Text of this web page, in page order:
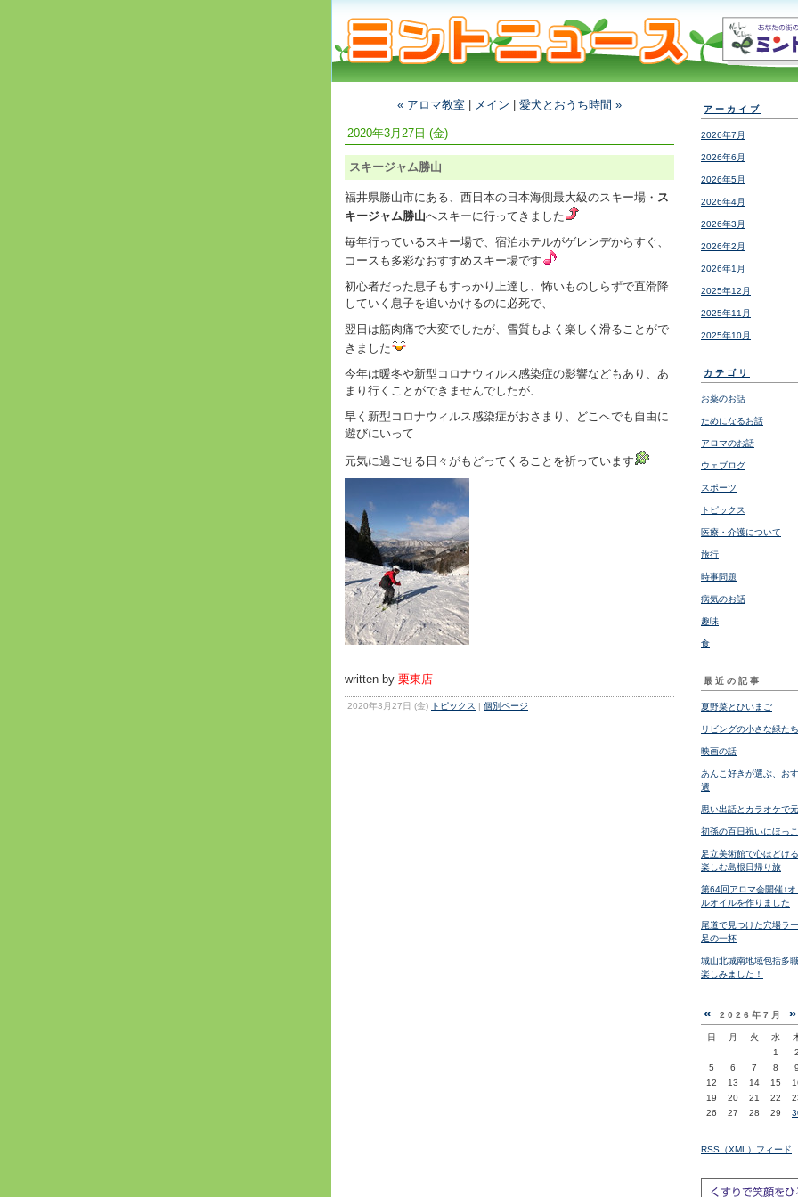
« アロマ教室 メイン 愛犬とおうち時間 »
2020年3月27日 (金)
スキージャム勝山
福井県勝山市にある、西日本の日本海側最大級のスキー場・ ス
キージャム勝山へスキーに行ってきました
毎年行っているスキー場で、宿泊ホテルがゲレンデからすぐ、
コースも多彩なおすすめスキー場です
初心者だった息子もすっかり上達し、怖いものしらずで直滑降
していく息子を追いかけるのに必死で、
翌日は筋肉痛で大変でしたが、雪質もよく楽しく滑ることがで
きました
今年は暖冬や新型コロナウィルス感染症の影響などもあり、あ
まり行くことができませんでしたが、
早く新型コロナウィルス感染症がおさまり、どこへでも自由に
遊びにいって
元気に過ごせる日々がもどってくることを祈っています
written by 栗東店
2020年3月27日 (金) トピックス | 個別ページ
アーカイブ
2026年7月
2026年6月
2026年5月
2026年4月
2026年3月
2026年2月
2026年1月
2025年12月
2025年11月
2025年10月
カテゴリ
お薬のお話
ためになるお話
アロマのお話
ウェブログ
スポーツ
トピックス
医療・介護について
旅行
時事問題
病気のお話
趣味
食
最近の記事
夏野菜とひいまご
リビングの小さな緑たち
映画の話
あんこ好きが選ぶ、お
選
思い出話とカラオケで
初孫の百日祝いにほっ
足立美術館で心ほどけ
楽しむ島根日帰り旅
第64回アロマ会開催♪オ
ルオイルを作りました
尾道で見つけた穴場ラ
足の一杯
城山北城南地域包括多
楽しみました！
« 2026年7月 »
日 月 火 水
1
2
5
6 7 8 9
12
13 14 15
19
20 21 22
26
27 28 29
RSS（XML）フィード